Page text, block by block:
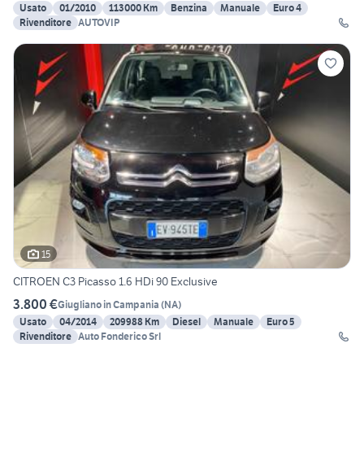
Usato
01/2010 113000 Km Benzina Manuale
Euro 4
Rivenditore AUTOVIP
15
CITROEN C3 Picasso 1.6 HDi 90 Exclusive
3.800 €Giugliano in Campania (NA)
Usato
04/2014 209988 Km Diesel Manuale
Euro 5
Rivenditore Auto Fonderico Srl